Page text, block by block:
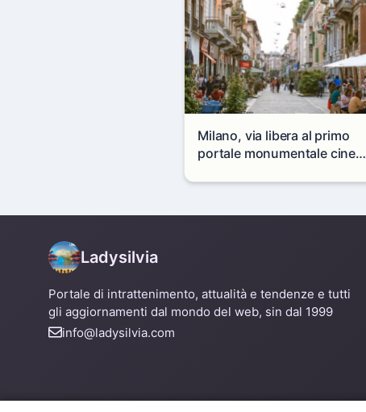
Milano, via libera al primo
portale monumentale cinese
Ladysilvia
Portale di intrattenimento, attualità e tendenze e tutti
gli aggiornamenti dal mondo del web, sin dal 1999
info@ladysilvia.com